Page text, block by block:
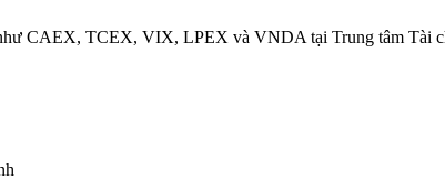
như CAEX, TCEX, VIX, LPEX và VNDA tại Trung tâm